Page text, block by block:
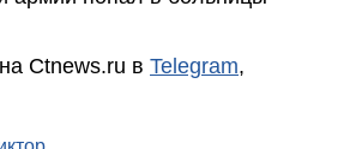
Ctnews.ru в Telegram,